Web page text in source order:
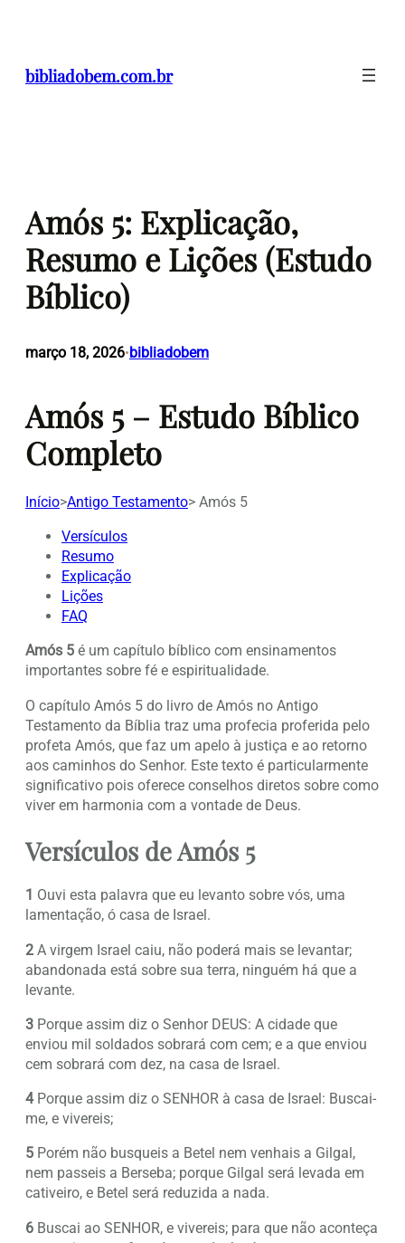
conteúdo
bibliadobem.com.br
Amós 5: Explicação,
Resumo e Lições (Estudo
Bíblico)
março 18, 2026•bibliadobem
Amós 5 – Estudo Bíblico
Completo
Início>Antigo Testamento> Amós 5
Versículos
Resumo
Explicação
Lições
FAQ
Amós 5 é um capítulo bíblico com ensinamentos
importantes sobre fé e espiritualidade.
O capítulo Amós 5 do livro de Amós no Antigo
Testamento da Bíblia traz uma profecia proferida pelo
profeta Amós, que faz um apelo à justiça e ao retorno
aos caminhos do Senhor. Este texto é particularmente
significativo pois oferece conselhos diretos sobre como
viver em harmonia com a vontade de Deus.
Versículos de Amós 5
1 Ouvi esta palavra que eu levanto sobre vós, uma
lamentação, ó casa de Israel.
2 A virgem Israel caiu, não poderá mais se levantar;
abandonada está sobre sua terra, ninguém há que a
levante.
3 Porque assim diz o Senhor DEUS: A cidade que
enviou mil soldados sobrará com cem; e a que enviou
cem sobrará com dez, na casa de Israel.
4Porque assim diz o SENHOR à casa de Israel: Buscai-
me, e vivereis;
5 Porém não busqueis a Betel nem venhais a Gilgal,
nem passeis a Berseba; porque Gilgal será levada em
cativeiro, e Betel será reduzida a nada.
6 Buscai ao SENHOR, e vivereis; para que não aconteça